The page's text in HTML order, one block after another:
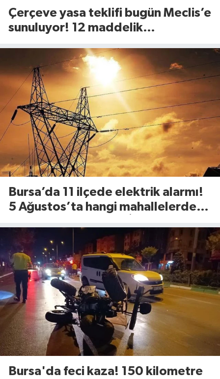
Çerçeve yasa teklifi bugün Meclis’e
sunuluyor! 12 maddelik
Bursa’da 11 ilçede elektrik alarmı!
5 Ağustos’ta hangi mahallelerde
tam liste...
Bursa'da feci kaza! 150 kilometre